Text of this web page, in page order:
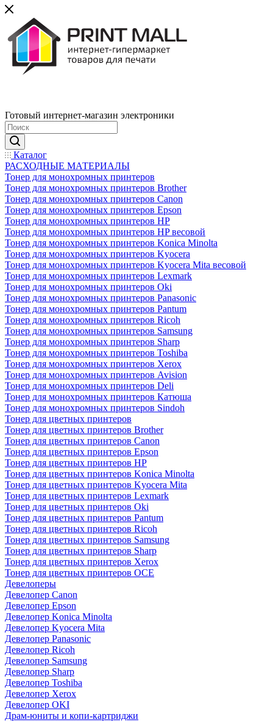
Готовый интернет-магазин электроники
Каталог
РАСХОДНЫЕ МАТЕРИАЛЫ
Тонер для монохромных принтеров
Тонер для монохромных принтеров Brother
Тонер для монохромных принтеров Canon
Тонер для монохромных принтеров Epson
Тонер для монохромных принтеров HP
Тонер для монохромных принтеров HP весовой
Тонер для монохромных принтеров Konica Minolta
Тонер для монохромных принтеров Kyocera
Тонер для монохромных принтеров Kyocera Mita весовой
Тонер для монохромных принтеров Lexmark
Тонер для монохромных принтеров Oki
Тонер для монохромных принтеров Panasonic
Тонер для монохромных принтеров Pantum
Тонер для монохромных принтеров Ricoh
Тонер для монохромных принтеров Samsung
Тонер для монохромных принтеров Sharp
Тонер для монохромных принтеров Toshiba
Тонер для монохромных принтеров Xerox
Тонер для монохромных принтеров Avision
Тонер для монохромных принтеров Deli
Тонер для монохромных принтеров Катюша
Тонер для монохромных принтеров Sindoh
Тонер для цветных принтеров
Тонер для цветных принтеров Brother
Тонер для цветных принтеров Canon
Тонер для цветных принтеров Epson
Тонер для цветных принтеров HP
Тонер для цветных принтеров Konica Minolta
Тонер для цветных принтеров Kyocera Mita
Тонер для цветных принтеров Lexmark
Тонер для цветных принтеров Oki
Тонер для цветных принтеров Pantum
Тонер для цветных принтеров Ricoh
Тонер для цветных принтеров Samsung
Тонер для цветных принтеров Sharp
Тонер для цветных принтеров Xerox
Тонер для цветных принтеров OCE
Девелоперы
Девелопер Canon
Девелопер Epson
Девелопер Konica Minolta
Девелопер Kyocera Mita
Девелопер Panasonic
Девелопер Ricoh
Девелопер Samsung
Девелопер Sharp
Девелопер Toshiba
Девелопер Xerox
Девелопер OKI
Драм-юниты и копи-картриджи